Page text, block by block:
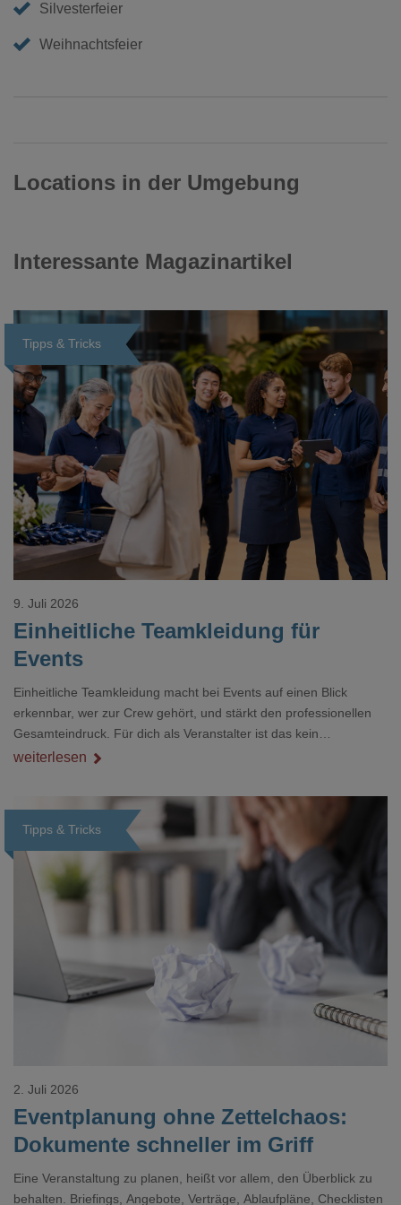
Silvesterfeier
Weihnachtsfeier
Locations in der Umgebung
Interessante Magazinartikel
Tipps & Tricks
Loading...
Einheitliche Teamkleidung für
Events
9. Juli 2026
Einheitliche Teamkleidung macht bei Events auf einen Blick
erkennbar, wer zur Crew gehört, und stärkt den professionellen
Gesamteindruck. Für dich als Veranstalter ist das kein
Nebenthema: Bei Textilien mit Stickerei oder mehreren
weiterlesen
Tipps & Tricks
Loading...
Eventplanung ohne Zettelchaos:
Dokumente schneller im Griff
2. Juli 2026
Eine Veranstaltung zu planen, heißt vor allem, den Überblick zu
behalten. Briefings, Angebote, Verträge, Ablaufpläne, Checklisten